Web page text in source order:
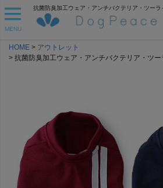
MENU
HOME
アウトレット
抗菌防臭加工ウェア・アンチバクテリア・ツー